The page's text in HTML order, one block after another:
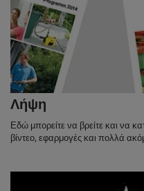
Λήψη
Εδώ μπορείτε να βρείτε και να
βίντεο, εφαρμογές και πολλά